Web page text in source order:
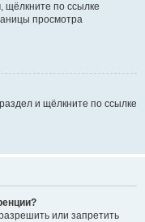
по ссылке
просмотра
и щёлкните по ссылке
или запретить